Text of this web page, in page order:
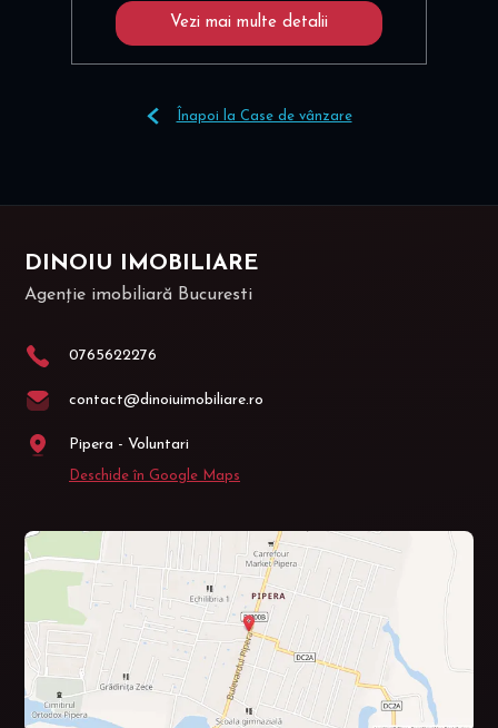
Vezi mai multe detalii
Înapoi la Case de vânzare
DINOIU IMOBILIARE
Agenție imobiliară Bucuresti
0765622276
contact@dinoiuimobiliare.ro
Pipera - Voluntari
Deschide în Google Maps